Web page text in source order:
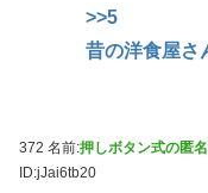
>>5
昔の洋食屋さ
372 名前:押しボタン式の匿
ID:jJai6tb20